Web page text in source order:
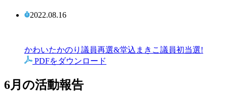
2022.08.16
かわいたかのり議員再選&堂込まきこ議員初当選!
PDFをダウンロード
6月の活動報告